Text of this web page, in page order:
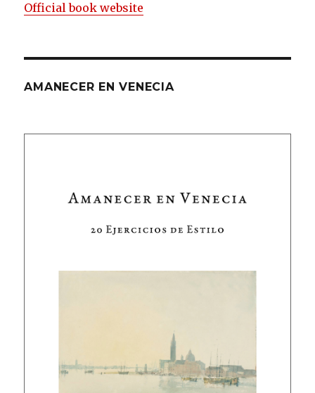
Official book website
AMANECER EN VENECIA